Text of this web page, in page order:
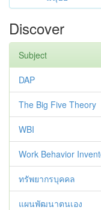
Discover
Subject
DAP
The Big Five Theory
WBI
Work Behavior
ทรัพยากรบุคคล
แผนพัฒนาตนเอง